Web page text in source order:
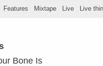
Features Mixtape Live Live
Bone Is